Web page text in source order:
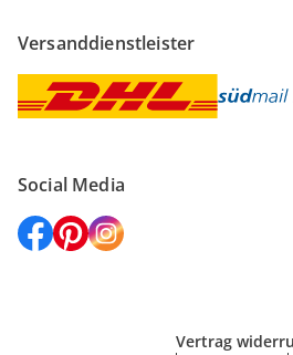
Versanddienstleister
Social Media
Vertrag